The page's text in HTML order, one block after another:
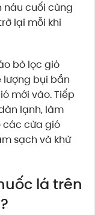
náu cuối cùng
lại mỗi khi
bỏ lọc gió
lượng bụi bẩn
mới vào. Tiếp
lạnh, làm
các cửa gió
sạch và khử
lá trên